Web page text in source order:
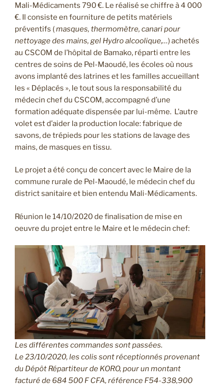
Mali-Médicaments 790 €. Le réalisé se chiffre à 4 000
€. Il consiste en fourniture de petits matériels
préventifs (masques, thermomètre, canari pour
nettoyage des mains, gel Hydro alcoolique,…) achetés
au CSCOM de l’hôpital de Bamako, réparti entre les
centres de soins de Pel-Maoudé, les écoles où nous
avons implanté des latrines et les familles accueillant
les « Déplacés », le tout sous la responsabilité du
médecin chef du CSCOM, accompagné d’une
formation adéquate dispensée par lui-même. L’autre
volet est d’aider la production locale: fabrique de
savons, de trépieds pour les stations de lavage des
mains, de masques en tissu.
Le projet a été conçu de concert avec le Maire de la
commune rurale de Pel-Maoudé, le médecin chef du
district sanitaire et bien entendu Mali-Médicaments.
Réunion le 14/10/2020 de finalisation de mise en
oeuvre du projet entre le Maire et le médecin chef:
Les différentes commandes sont passées.
Le 23/10/2020, les colis sont réceptionnés provenant
du Dépôt Répartiteur de KORO, pour un montant
facturé de 684 500 F CFA, référence F54-338,900